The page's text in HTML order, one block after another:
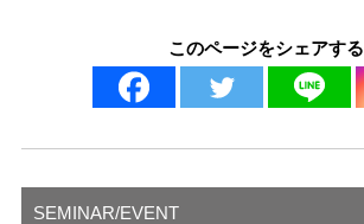
このページをシェアする
SEMINAR/EVENT